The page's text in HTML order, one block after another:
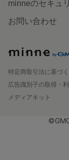
minneのセキュ
お問い合わせ
特定商取引法に基づ
広告識別子の取得・
メディアキット